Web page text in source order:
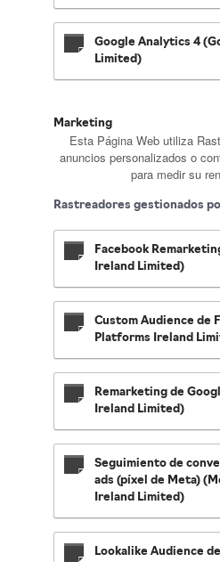
Google Analytics 4
Limited)
Marketing
Esta Página Web utiliza
anuncios personalizados o
para medir su
Rastreadores gestionados
Facebook
Ireland Limited)
Custom Audience de
Platforms Ireland
Remarketing de
Ireland Limited)
Seguimiento de
ads (píxel de Meta)
Ireland Limited)
Lookalike Audience